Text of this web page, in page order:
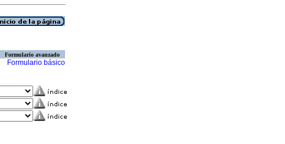
Formulario avanzado
Formulario básico